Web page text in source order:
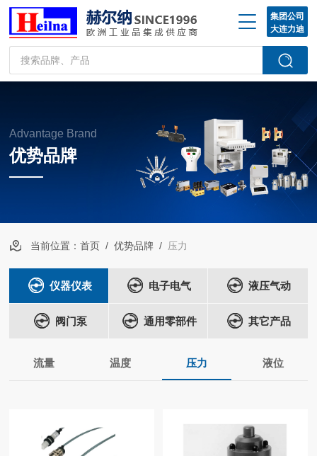
集团公司
大连力迪
Advantage Brand
优势品牌
当前位置：首页 /优势品牌 / 压力
仪器仪表 电子电气 液压气动
阀门泵 通用零部件 其它产品
流量 温度 压力 液位